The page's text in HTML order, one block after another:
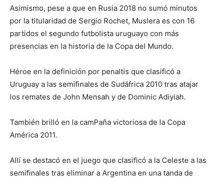
Asimismo, pese a que en Rusia 2018 no sumó minutos
por la titularidad de Sergio Rochet, Muslera es con 16
partidos el segundo futbolista uruguayo con más
presencias en la historia de la Copa del Mundo.
Héroe en la definición por penaltis que clasificó a
Uruguay a las semifinales de Sudáfrica 2010 tras atajar
los remates de John Mensah y de Dominic Adiyiah.
También brilló en la camPaña victoriosa de la Copa
América 2011.
Allí se destacó en el juego que clasificó a la Celeste a las
semifinales tras eliminar a Argentina en una tanda de